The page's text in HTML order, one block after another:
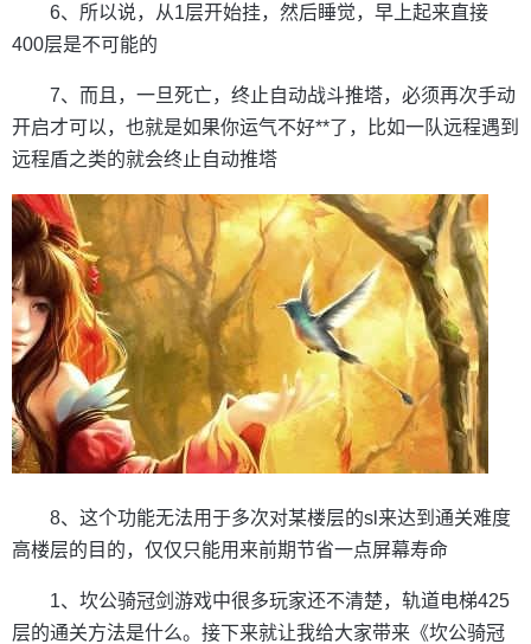
6、所以说，从1层开始挂，然后睡觉，早上起来直接
400层是不可能的
7、而且，一旦死亡，终止自动战斗推塔，必须再次手动
开启才可以，也就是如果你运气不好**了，比如一队远程遇到
远程盾之类的就会终止自动推塔
8、这个功能无法用于多次对某楼层的sl来达到通关难度
高楼层的目的，仅仅只能用来前期节省一点屏幕寿命
1、坎公骑冠剑游戏中很多玩家还不清楚，轨道电梯425
层的通关方法是什么。接下来就让我给大家带来《坎公骑冠